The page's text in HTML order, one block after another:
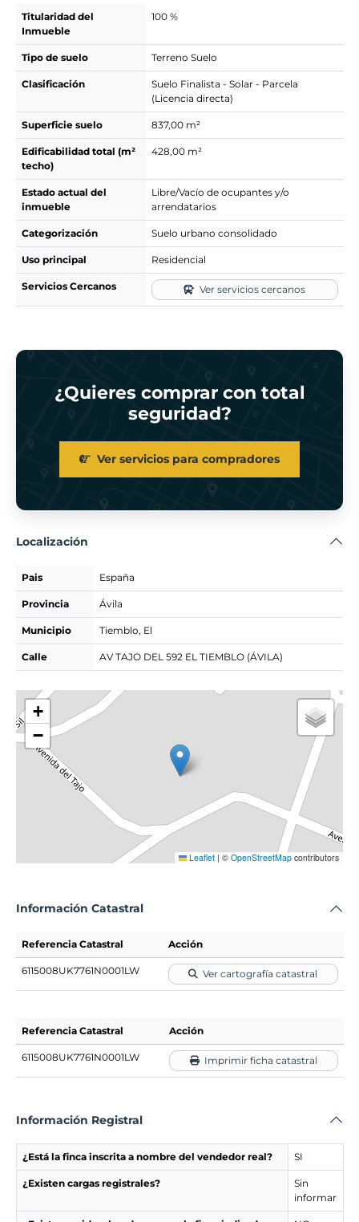
Titularidad del
Inmueble
100 %
Tipo de suelo Terreno Suelo
Clasificación
Suelo Finalista - Solar - Parcela
(Licencia directa)
Superficie suelo 837,00 m²
Edificabilidad total (m²
techo)
428,00 m²
Estado actual del
inmueble
Libre/Vacío de ocupantes y/o
arrendatarios
Categorización Suelo urbano consolidado
Uso principal Residencial
Servicios Cercanos Ver servicios cercanos
¿Quieres comprar con total
seguridad?
Ver servicios para compradores
Localización
Pais España
Provincia Ávila
Municipio Tiemblo, El
Calle AV TAJO DEL 592 EL TIEMBLO (ÁVILA)
+
−
Leaflet | © OpenStreetMap contributors
Información Catastral
Referencia Catastral Acción
6115008UK7761N0001LW Ver cartografía catastral
Referencia Catastral Acción
6115008UK7761N0001LW Imprimir ficha catastral
Información Registral
¿Está la finca inscrita a nombre del vendedor real? SI
¿Existen cargas registrales?
Sin
informar